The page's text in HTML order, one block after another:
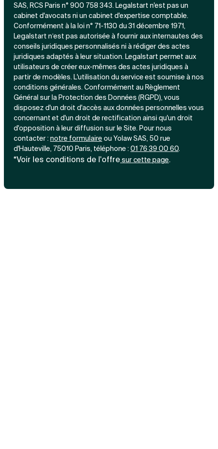
SAS, RCS Paris n° 900 758 343. Legalstart n'est pas un
cabinet d'avocats ni un cabinet d'expertise comptable.
Conformément à la loi n° 71-1130 du 31 décembre 1971,
Legalstart n’est pas autorisée à fournir aux internautes des
conseils juridiques personnalisés ni à rédiger des actes
juridiques adaptés à leur situation. Legalstart permet aux
utilisateurs de créer eux-mêmes des actes juridiques à
partir de modèles. L'utilisation du service est soumise à nos
conditions générales. Conformément au Règlement
Général sur la Protection des Données (RGPD), vous
disposez d'un droit d'accès aux données personnelles vous
concernant et d'un droit de rectification ainsi qu'un droit
d'opposition à leur diffusion sur le Site. Pour nous
contacter : notre formulaireou Yolaw SAS, 50 rue
d'Hauteville, 75010 Paris, téléphone : 01 76 39 00 60.
*Voir les conditions de l'offresur cette page.